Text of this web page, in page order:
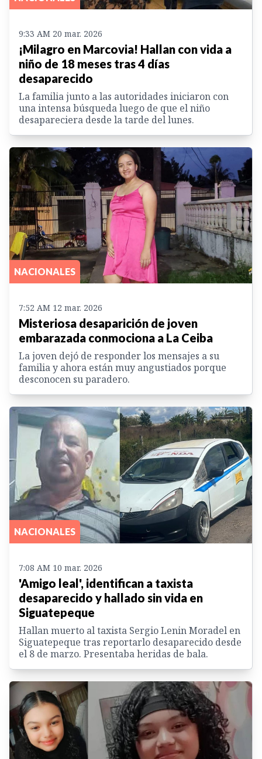
9:33 AM 20 mar. 2026
¡Milagro en Marcovia! Hallan con vida a
niño de 18 meses tras 4 días
desaparecido
La familia junto a las autoridades iniciaron con
una intensa búsqueda luego de que el niño
desapareciera desde la tarde del lunes.
NACIONALES
7:52 AM 12 mar. 2026
Misteriosa desaparición de joven
embarazada conmociona a La Ceiba
La joven dejó de responder los mensajes a su
familia y ahora están muy angustiados porque
desconocen su paradero.
NACIONALES
7:08 AM 10 mar. 2026
'Amigo leal', identifican a taxista
desaparecido y hallado sin vida en
Siguatepeque
Hallan muerto al taxista Sergio Lenin Moradel en
Siguatepeque tras reportarlo desaparecido desde
el 8 de marzo. Presentaba heridas de bala.